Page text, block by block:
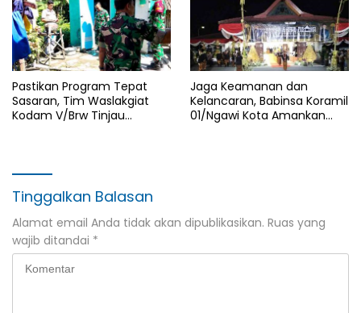
Pastikan Program Tepat
Sasaran, Tim Waslakgiat
Kodam V/Brw Tinjau
Jaga Keamanan dan
Kelancaran, Babinsa Koramil
01/Ngawi Kota Amankan
Tinggalkan Balasan
Alamat email Anda tidak akan dipublikasikan. Ruas yang
wajib ditandai *